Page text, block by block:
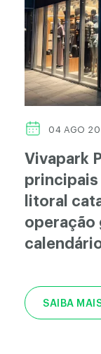
04 AGO
Vivapark
principais
litoral
operação
SAIBA